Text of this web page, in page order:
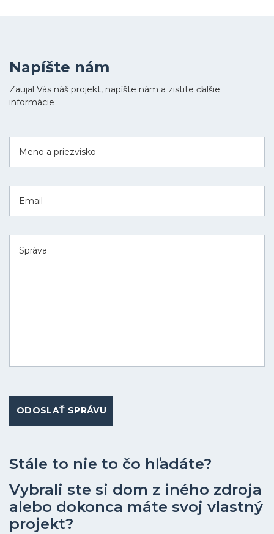
Napíšte nám
Zaujal Vás náš projekt, napíšte nám a zistite ďalšie
informácie
ODOSLAŤ SPRÁVU
Stále to nie to čo hľadáte?
Vybrali ste si dom z iného zdroja
alebo dokonca máte svoj vlastný
projekt?